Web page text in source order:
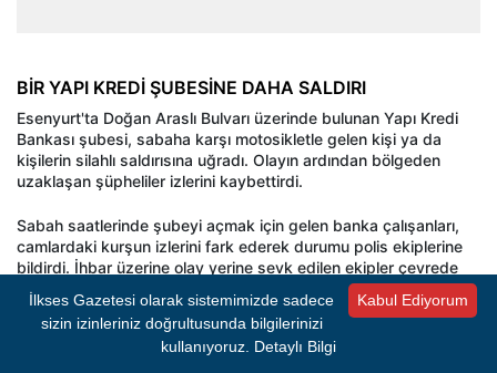
BİR YAPI KREDİ ŞUBESİNE DAHA SALDIRI
Esenyurt'ta Doğan Araslı Bulvarı üzerinde bulunan Yapı Kredi
Bankası şubesi, sabaha karşı motosikletle gelen kişi ya da
kişilerin silahlı saldırısına uğradı. Olayın ardından bölgeden
uzaklaşan şüpheliler izlerini kaybettirdi.
Sabah saatlerinde şubeyi açmak için gelen banka çalışanları,
camlardaki kurşun izlerini fark ederek durumu polis ekiplerine
bildirdi. İhbar üzerine olay yerine sevk edilen ekipler çevrede
güvenlik önlemleri aldı.
Saldırının ardından banka şubesi geçici süreyle hizmete
kapatılırken, polis ekipleri çevredeki iş yerleri ile bankaya ait
Kabul Ediyorum
İlkses Gazetesi olarak sistemimizde sadece
sizin izinleriniz doğrultusunda bilgilerinizi
kullanıyoruz. Detaylı Bilgi